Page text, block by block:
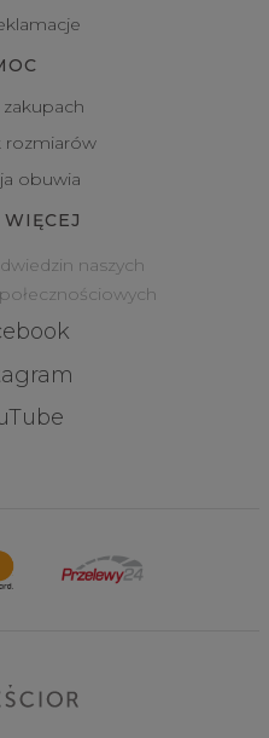
rozmiarów
obuwia
naszych